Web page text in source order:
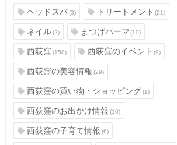
ヘッドスパ(3) トリートメント(21)
ネイル(2) まつげパーマ(10)
西荻窪(150) 西荻窪のイベント(9)
西荻窪の美容情報(29)
西荻窪の買い物・ショッピング(1)
西荻窪のお出かけ情報(10)
西荻窪の子育て情報(6)